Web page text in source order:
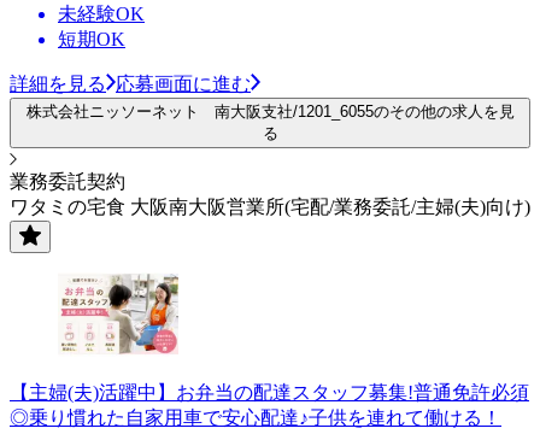
未経験OK
短期OK
詳細を見る 応募画面に進む
株式会社ニッソーネット 南大阪支社/1201_6055のその他の求人を見
る
業務委託契約
ワタミの宅食 大阪南大阪営業所(宅配/業務委託/主婦(夫)向け)
【主婦(夫)活躍中】お弁当の配達スタッフ募集!普通免許必須
◎乗り慣れた自家用車で安心配達♪子供を連れて働ける！